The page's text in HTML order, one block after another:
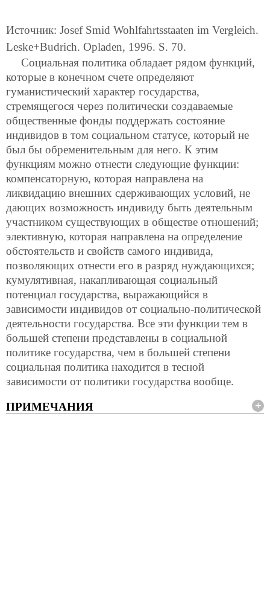
Источник: Josef Smid Wohlfahrtsstaatеn im Vergleich.
Leske+Budrich. Opladen, 1996. S. 70.
Социальная политика обладает рядом функций,
которые в конечном счете определяют
гуманистический характер государства,
стремящегося через политически создаваемые
общественные фонды поддержать состояние
индивидов в том социальном статусе, который не
был бы обременительным для него. К этим
функциям можно отнести следующие функции:
компенсаторную, которая направлена на
ликвидацию внешних сдерживающих условий, не
дающих возможность индивиду быть деятельным
участником существующих в обществе отношений;
элективную, которая направлена на определение
обстоятельств и свойств самого индивида,
позволяющих отнести его в разряд нуждающихся;
кумулятивная, накапливающая социальный
потенциал государства, выражающийся в
зависимости индивидов от социально-политической
деятельности государства. Все эти функции тем в
большей степени представлены в социальной
политике государства, чем в большей степени
социальная политика находится в тесной
зависимости от политики государства вообще.
ПРИМЕЧАНИЯ